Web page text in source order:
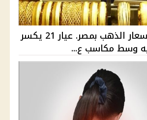
ارتفاع جديد بأسعار الذهب بمصر. عيار 21 يكسر